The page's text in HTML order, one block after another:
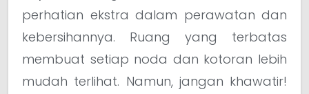
perhatian ekstra dalam perawatan dan
kebersihannya. Ruang yang terbatas
membuat setiap noda dan kotoran lebih
mudah terlihat. Namun, jangan khawatir!